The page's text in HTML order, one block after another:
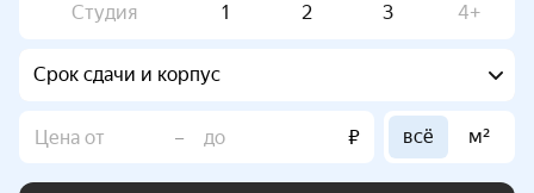
Студия 1 2 3 4+
Срок сдачи и корпус
– ₽ всё м²